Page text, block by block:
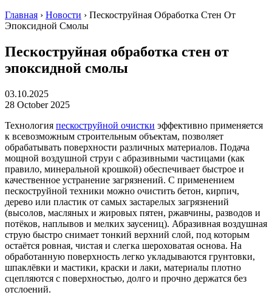
Главная › Новости › Пескоструйная Обработка Стен От
Эпоксидной Смолы
Пескоструйная обработка стен от
эпоксидной смолы
03.10.2025
28 October 2025
Технология пескоструйной очистки эффективно применяется
к всевозможным строительным объектам, позволяет
обрабатывать поверхности различных материалов. Подача
мощной воздушной струи с абразивными частицами (как
правило, минеральной крошкой) обеспечивает быстрое и
качественное устранение загрязнений. С применением
пескоструйной техники можно очистить бетон, кирпич,
дерево или пластик от самых застарелых загрязнений
(высолов, масляных и жировых пятен, ржавчины, разводов и
потёков, наплывов и мелких заусениц). Абразивная воздушная
струю быстро снимает тонкий верхний слой, под которым
остаётся ровная, чистая и слегка шероховатая основа. На
обработанную поверхность легко укладываются грунтовки,
шпаклёвки и мастики, краски и лаки, материалы плотно
сцепляются с поверхностью, долго и прочно держатся без
отслоений.